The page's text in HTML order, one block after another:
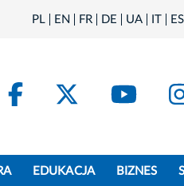
PL EN FR DE UA IT ES
FacebookKraków -
EDUKACJA BIZNES